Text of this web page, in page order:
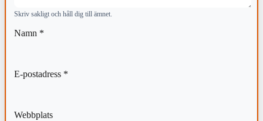
Skriv sakligt och håll dig till ämnet.
Namn *
E-postadress *
Webbplats